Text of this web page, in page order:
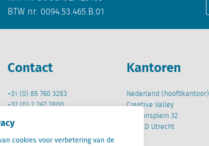
cookies voor verbetering van de
BTW nr. 0094.53.465.B.01
Contact
+31 (0) 85 760 3283
+32 (0) 2 267 2800
info@locatus.com
Kantoren
Nederland (hoofdkantoor)
Creative Valley
Stationsplein 32
3511 ED Utrecht